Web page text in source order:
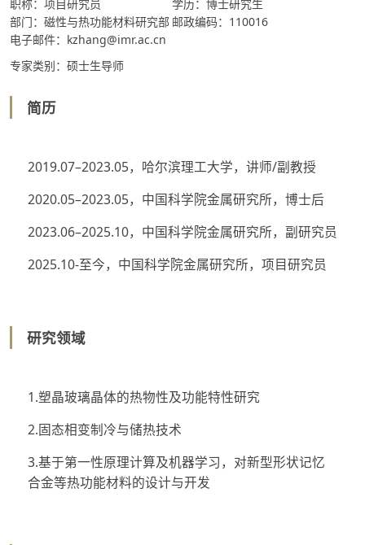
职称：项目研究员
学历：博士研究生
部门：磁性与热功能材料研究部 邮政编码：110016
电子邮件：kzhang@imr.ac.cn
专家类别：硕士生导师
简历
2019.07–2023.05，哈尔滨理工大学，讲师/副教授
2020.05–2023.05，中国科学院金属研究所，博士后
2023.06–2025.10，中国科学院金属研究所，副研究员
2025.10-至今，中国科学院金属研究所，项目研究员
研究领域
1.塑晶玻璃晶体的热物性及功能特性研究
2.固态相变制冷与储热技术
3.基于第一性原理计算及机器学习，对新型形状记忆
合金等热功能材料的设计与开发